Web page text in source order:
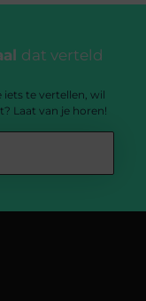
dat verteld
iets te vertellen, wil
Laat van je horen!